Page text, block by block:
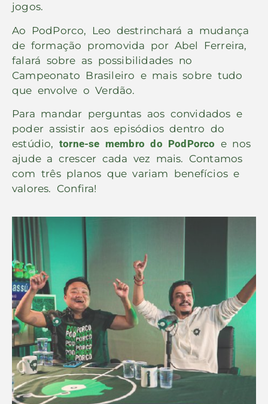
jogos.
Ao PodPorco, Leo destrinchará a mudança
de formação promovida por Abel Ferreira,
falará sobre as possibilidades no
Campeonato Brasileiro e mais sobre tudo
que envolve o Verdão.
Para mandar perguntas aos convidados e
poder assistir aos episódios dentro do
estúdio, torne-se membro do PodPorco e nos
ajude a crescer cada vez mais. Contamos
com três planos que variam benefícios e
valores. Confira!